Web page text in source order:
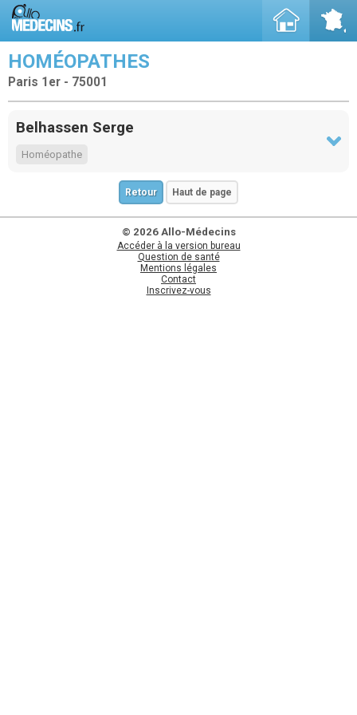
HOMÉOPATHES
Paris 1er - 75001
Belhassen Serge
Homéopathe
Retour Haut de page
© 2026 Allo-Médecins
Accéder à la version bureau
Question de santé
Mentions légales
Contact
Inscrivez-vous